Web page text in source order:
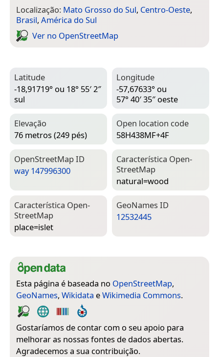
Localização: Mato Grosso do Sul, Centro-Oeste,
Brasil, América do Sul
Ver no Open­Street­Map
Latitude
-18,91719° ou 18° 55′ 2″
sul
Longitude
-57,67633° ou
57° 40′ 35″ oeste
Elevação
76 metros (249 pés)
Open location code
58H438MF+4F
Open­Street­Map ID
way 147996300
Característica Open­
Street­Map
natural=­wood
Característica Open­
Street­Map
place=­islet
Geo­Names ID
12532445
Esta página é baseada no OpenStreetMap,
GeoNames, Wikidata eWikimedia Commons.
Gostaríamos de contar com o seu apoio para
melhorar as nossas fontes de dados abertas.
Agradecemos a sua contribuição.